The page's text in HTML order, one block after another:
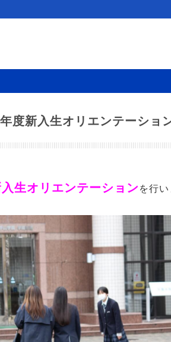
度新入生オリエンテーショ
生オリエンテーションを行い